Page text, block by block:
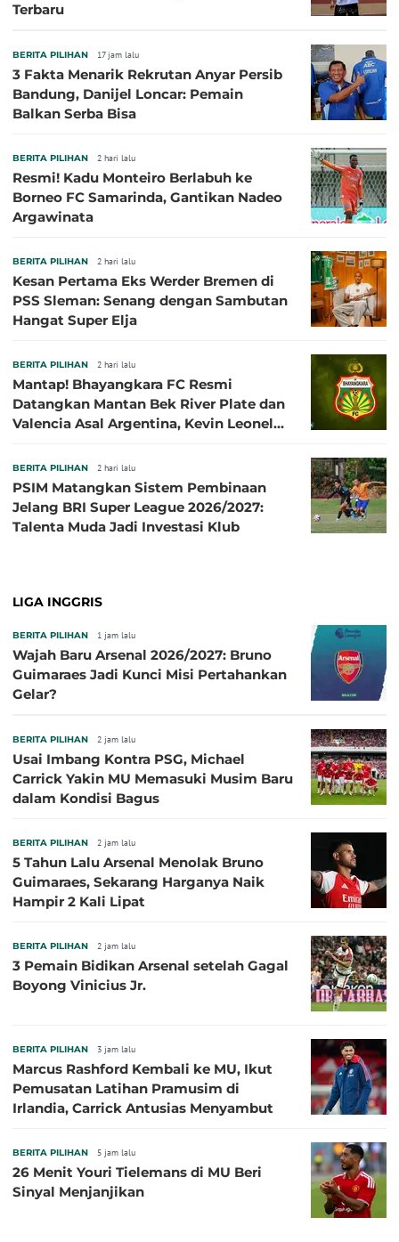
Terbaru
BERITA PILIHAN 17 jam lalu
3 Fakta Menarik Rekrutan Anyar Persib
Bandung, Danijel Loncar: Pemain
Balkan Serba Bisa
BERITA PILIHAN 2 hari lalu
Resmi! Kadu Monteiro Berlabuh ke
Borneo FC Samarinda, Gantikan Nadeo
Argawinata
BERITA PILIHAN 2 hari lalu
Kesan Pertama Eks Werder Bremen di
PSS Sleman: Senang dengan Sambutan
Hangat Super Elja
BERITA PILIHAN 2 hari lalu
Mantap! Bhayangkara FC Resmi
Datangkan Mantan Bek River Plate dan
Valencia Asal Argentina, Kevin Leonel
BERITA PILIHAN 2 hari lalu
PSIM Matangkan Sistem Pembinaan
Jelang BRI Super League 2026/2027:
Talenta Muda Jadi Investasi Klub
LIGA INGGRIS
BERITA PILIHAN 1 jam lalu
Wajah Baru Arsenal 2026/2027: Bruno
Guimaraes Jadi Kunci Misi Pertahankan
Gelar?
BERITA PILIHAN 2 jam lalu
Usai Imbang Kontra PSG, Michael
Carrick Yakin MU Memasuki Musim Baru
dalam Kondisi Bagus
BERITA PILIHAN 2 jam lalu
5 Tahun Lalu Arsenal Menolak Bruno
Guimaraes, Sekarang Harganya Naik
Hampir 2 Kali Lipat
BERITA PILIHAN 2 jam lalu
3 Pemain Bidikan Arsenal setelah Gagal
Boyong Vinicius Jr.
BERITA PILIHAN 3 jam lalu
Marcus Rashford Kembali ke MU, Ikut
Pemusatan Latihan Pramusim di
Irlandia, Carrick Antusias Menyambut
BERITA PILIHAN 5 jam lalu
26 Menit Youri Tielemans di MU Beri
Sinyal Menjanjikan